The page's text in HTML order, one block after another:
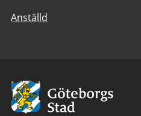
Anställd
Avsändare:
Göteborgs